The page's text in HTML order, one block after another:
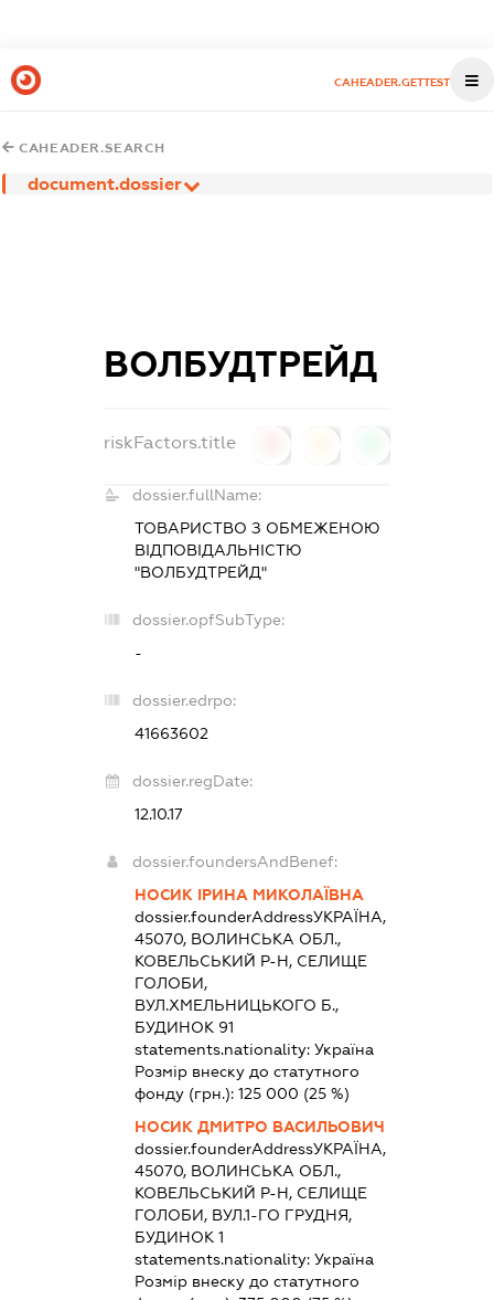
CAHEADER.GETTEST
CAHEADER.SEARCH
document.dossier
ВОЛБУДТРЕЙД
riskFactors.title
dossier.fullName:
ТОВАРИСТВО З ОБМЕЖЕНОЮ
ВІДПОВІДАЛЬНІСТЮ
"ВОЛБУДТРЕЙД"
dossier.opfSubType:
-
dossier.edrpo:
41663602
dossier.regDate:
12.10.17
dossier.foundersAndBenef:
НОСИК ІРИНА МИКОЛАЇВНА
dossier.founderAddressУКРАЇНА,
45070, ВОЛИНСЬКА ОБЛ.,
КОВЕЛЬСЬКИЙ Р-Н, СЕЛИЩЕ
ГОЛОБИ,
ВУЛ.ХМЕЛЬНИЦЬКОГО Б.,
БУДИНОК 91
statements.nationality:Україна
Розмір внеску до статутного
фонду (грн.):125 000 (25 %)
НОСИК ДМИТРО ВАСИЛЬОВИЧ
dossier.founderAddressУКРАЇНА,
45070, ВОЛИНСЬКА ОБЛ.,
КОВЕЛЬСЬКИЙ Р-Н, СЕЛИЩЕ
ГОЛОБИ, ВУЛ.1-ГО ГРУДНЯ,
БУДИНОК 1
statements.nationality:Україна
Розмір внеску до статутного